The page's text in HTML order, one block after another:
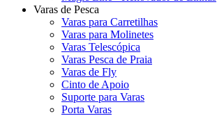
Varas de Pesca
Varas para Carretilhas
Varas para Molinetes
Varas Telescópica
Varas Pesca de Praia
Varas de Fly
Cinto de Apoio
Suporte para Varas
Porta Varas